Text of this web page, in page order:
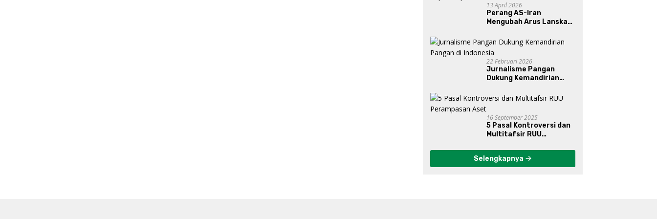
13 April 2026
Perang AS-Iran
Mengubah Arus Lanskap
Bawah Kepemimpinan
Prabowo-Gibran?
22 Februari 2026
Jurnalisme Pangan
Dukung Kemandirian
16 September 2025
5 Pasal Kontroversi dan
Multitafsir RUU
Selengkapnya